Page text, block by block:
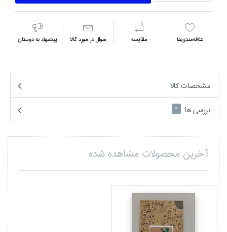
علاقه‌مندي‌ها مقايسه سوال در مورد كالا پیشنهاد به دوستان
مشخصات کالا
بررسی ها
0
آخرین محصولات مشاهده شده